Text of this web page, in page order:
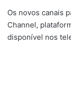
Os novos canais
Channel,
disponível nos